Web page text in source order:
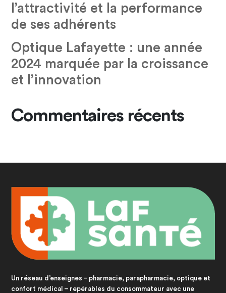
l’attractivité et la performance
de ses adhérents
Optique Lafayette : une année
2024 marquée par la croissance
et l’innovation
Commentaires récents
Un réseau d’enseignes – pharmacie, parapharmacie, optique et
confort médical – repérables du consommateur avec une